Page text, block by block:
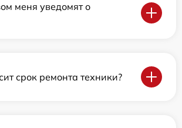
меня уведомят о
срок ремонта техники?